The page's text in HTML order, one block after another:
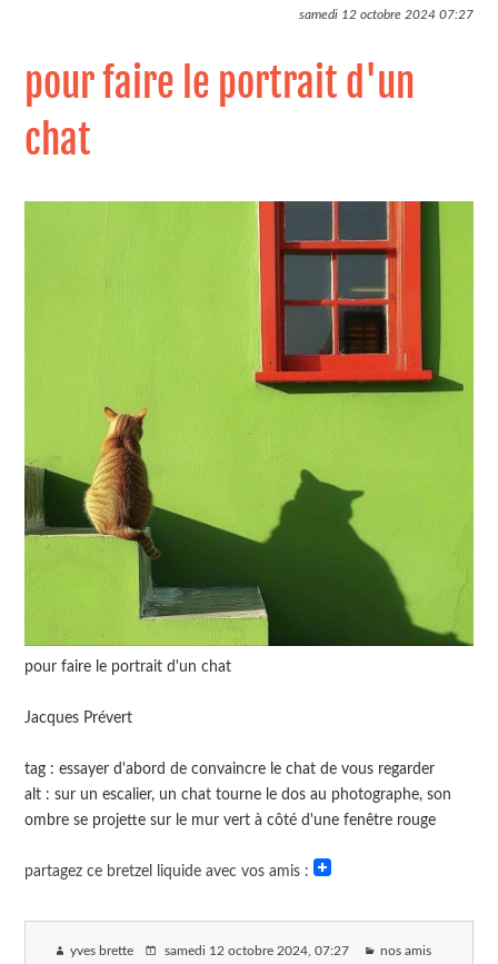
samedi 12 octobre 202407:27
pour faire le portrait d'un
chat
pour faire le portrait d'un chat
Jacques Prévert
tag : essayer d'abord de convaincre le chat de vous regarder
alt : sur un escalier, un chat tourne le dos au photographe, son
ombre se projette sur le mur vert à côté d'une fenêtre rouge
partagez ce bretzel liquide avec vos amis :
yves brette samedi 12 octobre 2024 , 07:27 nos amis